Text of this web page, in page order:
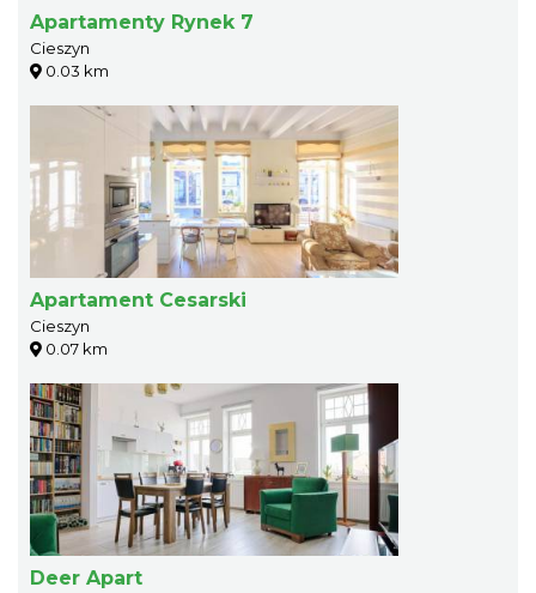
Apartamenty Rynek 7
Cieszyn
0.03 km
Apartament Cesarski
Cieszyn
0.07 km
Deer Apart